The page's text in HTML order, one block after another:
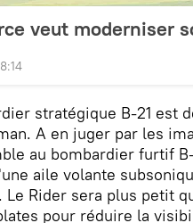
veut moderniser
stratégique B-21 est
A en juger par les
au bombardier furtif
aile volante
Rider sera plus petit
pour réduire la